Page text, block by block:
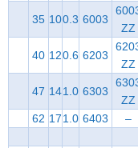
35 100.3 6003
ZZ
40 120.6 6203
ZZ
47 141.0 6303
ZZ
62 171.0 6403 –